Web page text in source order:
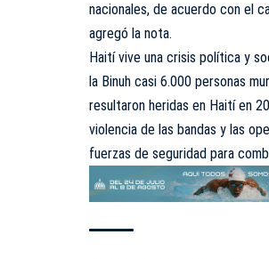
nacionales, de acuerdo con el
agregó la nota.
Haití vive una crisis política y
la Binuh casi 6.000 personas
resultaron heridas en Haití en
violencia de las bandas y las
fuerzas de seguridad para